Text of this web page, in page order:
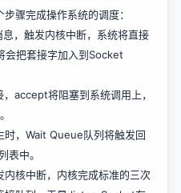
骤完成操作系统的调度：
，触发内核中断，系统将直接
会把套接字加入到Socket
accept将阻塞到系统调用上，
时，Wait Queue队列将触发回
表中。
核中断，内核完成标准的三次